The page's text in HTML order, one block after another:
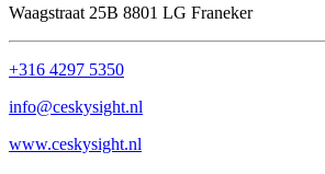
Waagstraat 25B 8801 LG Franeker
+316 4297 5350
info@ceskysight.nl
www.ceskysight.nl